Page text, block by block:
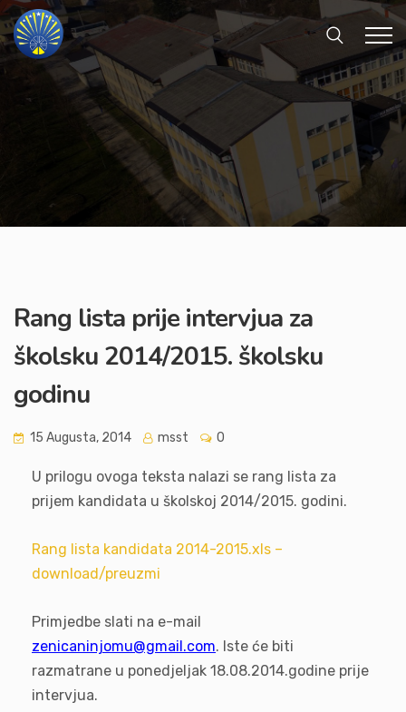
Rang lista prije intervjua za
školsku 2014/2015. školsku
godinu
15 Augusta, 2014 msst 0
U prilogu ovoga teksta nalazi se rang lista za
prijem kandidata u školskoj 2014/2015. godini.
Rang lista kandidata 2014-2015.xls –
download/preuzmi
Primjedbe slati na e-mail
zenicaninjomu@gmail.com. Iste će biti
razmatrane u ponedjeljak 18.08.2014.godine prije
intervjua.